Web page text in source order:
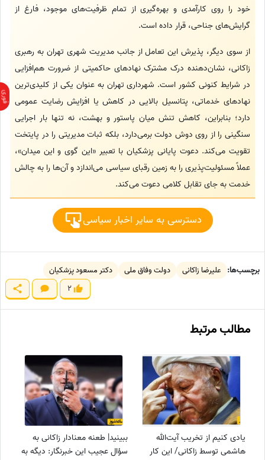
خود را روی کارآمدی و بهره‌گیری از تمام ظرفیت‌های موجود، فارغ از
گرایش‌های جناحی، قرار داده است.
از سوی دیگر، پذیرش این تعامل از جانب مدیریت شهری تهران به رهبری
زاکانی، نشان‌دهنده درک مشترک نهادهای حاکمیتی از ضرورت هم‌افزایی
در شرایط کنونی کشور است. شهرداری تهران به عنوان یکی از کلیدی‌ترین
نهادهای خدماتی، پتانسیل بالایی در کاهش یا افزایش رضایت عمومی
دارد؛ بنابراین، کاهش تنش میان پاستور و بهشت، نه تنها بار اجرایی
سنگینی را از روی دوش دولت برمی‌دارد، بلکه ثبات مدیریتی را در پایتخت
تقویت می‌کند. دعوت پایانی پزشکیان با تعبیر «این گوی و این میدان»،
عملاً مسئولیت‌پذیری را به زمین رقبای سیاسی می‌اندازد و آن‌ها را به چالش
خدمت به جای تقابل کلامی دعوت می‌کند.
دسترسی به سایر اخبار سیاسی
برچسب‌ها: علیرضا زاکانی دولت وفاق ملی
دکتر مسعود پزشکیان
2
مطالب مرتبط
یادی کنیم از تخریب آیت‌الله
هاشمی توسط زاکانی/ این کار
ببینید| طعنه معنادار زاکانی به
سؤال عجیب این خبرنگار: دیگه به